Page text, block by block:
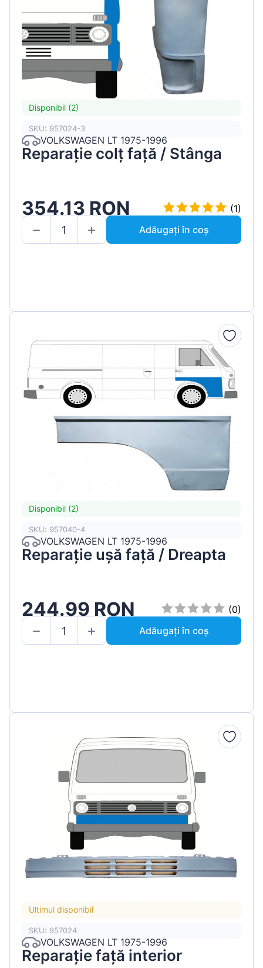
Disponibil (2)
SKU: 957024-3
VOLKSWAGEN LT 1975-1996
Reparație colț față / Stânga
354.13 RON
(1)
Adăugați în coș
Disponibil (2)
SKU: 957040-4
VOLKSWAGEN LT 1975-1996
Reparație ușă față / Dreapta
244.99 RON
(0)
Adăugați în coș
Ultimul disponibil
SKU: 957024
VOLKSWAGEN LT 1975-1996
Reparație față interior